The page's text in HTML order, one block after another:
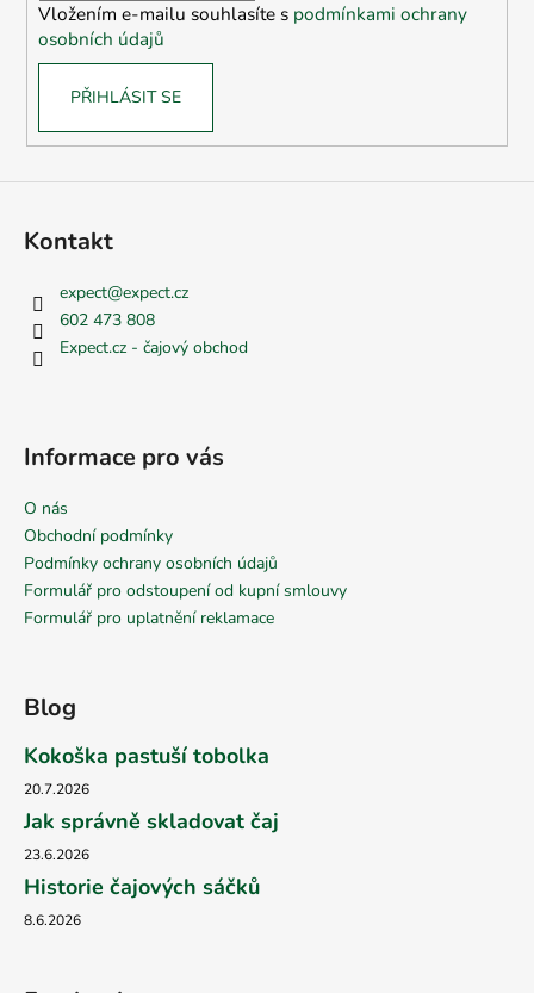
Vložením e-mailu souhlasíte s podmínkami ochrany
osobních údajů
PŘIHLÁSIT SE
Kontakt
expect@expect.cz
602 473 808
Expect.cz - čajový obchod
Informace pro vás
O nás
Obchodní podmínky
Podmínky ochrany osobních údajů
Formulář pro odstoupení od kupní smlouvy
Formulář pro uplatnění reklamace
Blog
Kokoška pastuší tobolka
20.7.2026
Jak správně skladovat čaj
23.6.2026
Historie čajových sáčků
8.6.2026